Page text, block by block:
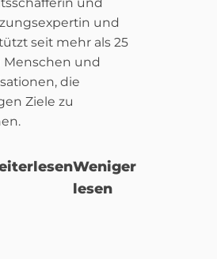
und
seit mehr als 25
Menschen und
die
Ziele zu
Weniger
lesen